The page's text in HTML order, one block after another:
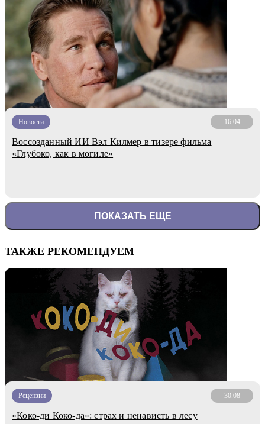
Новости 16.04
Воссозданный ИИ Вэл Килмер в тизере фильма
«Глубоко, как в могиле»
ПОКАЗАТЬ ЕЩЕ
ТАКЖЕ РЕКОМЕНДУЕМ
Рецензии 30.08
«Коко-ди Коко-да»: страх и ненависть в лесу